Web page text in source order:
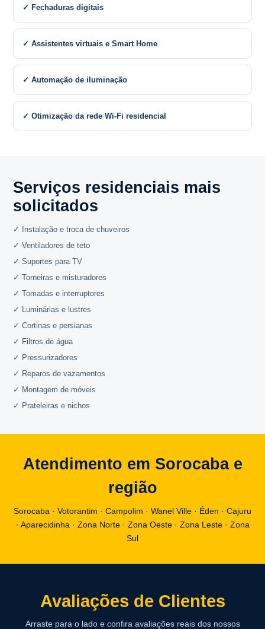
✓ Fechaduras digitais
✓ Assistentes virtuais e Smart Home
✓ Automação de iluminação
✓ Otimização da rede Wi-Fi residencial
Serviços residenciais mais
solicitados
✓ Instalação e troca de chuveiros
✓ Ventiladores de teto
✓ Suportes para TV
✓ Torneiras e misturadores
✓ Tomadas e interruptores
✓ Luminárias e lustres
✓ Cortinas e persianas
✓ Filtros de água
✓ Pressurizadores
✓ Reparos de vazamentos
✓ Montagem de móveis
✓ Prateleiras e nichos
Atendimento em Sorocaba e
região
Sorocaba · Votorantim · Campolim · Wanel Ville · Éden · Cajuru
· Aparecidinha · Zona Norte · Zona Oeste · Zona Leste · Zona
Sul
Avaliações de Clientes
Arraste para o lado e confira avaliações reais dos nossos